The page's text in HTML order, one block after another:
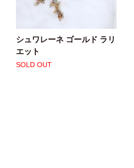
シュワレーネ ゴールド ラリ
エット
SOLD OUT